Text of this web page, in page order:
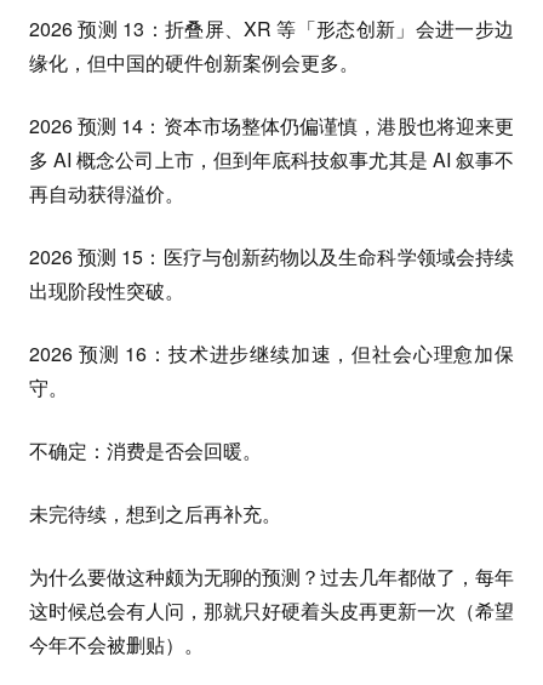
2026 预测 13：折叠屏、XR 等「形态创新」会进一步边
缘化，但中国的硬件创新案例会更多。
2026 预测 14：资本市场整体仍偏谨慎，港股也将迎来更
多 AI 概念公司上市，但到年底科技叙事尤其是 AI 叙事不
再自动获得溢价。
2026 预测 15：医疗与创新药物以及生命科学领域会持续
出现阶段性突破。
2026 预测 16：技术进步继续加速，但社会心理愈加保
守。
不确定：消费是否会回暖。
未完待续，想到之后再补充。
为什么要做这种颇为无聊的预测？过去几年都做了，每年
这时候总会有人问，那就只好硬着头皮再更新一次（希望
今年不会被删贴）。